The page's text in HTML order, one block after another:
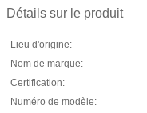
Détails sur le produit
Lieu d'origine:
Nom de marque:
Certification:
Numéro de modèle: